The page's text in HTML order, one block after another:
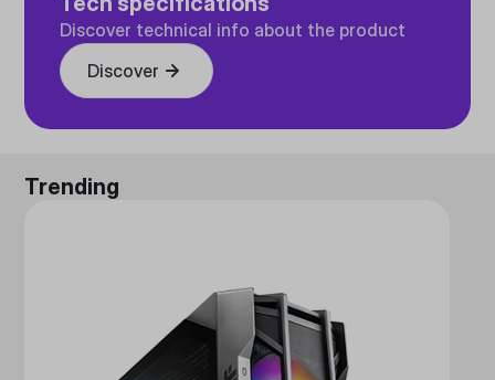
Discover technical info about the product
Discover
Trending